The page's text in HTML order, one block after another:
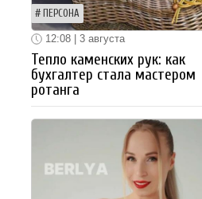
ПЕРСОНА
12:08 | 3 августа
Тепло каменских рук: как
бухгалтер стала мастером
ротанга